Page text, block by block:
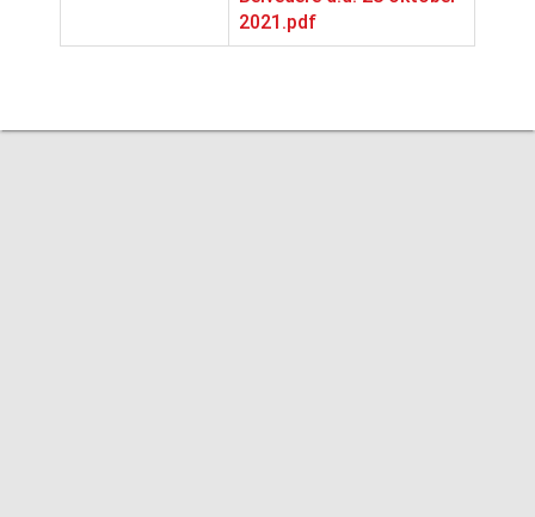
2021.pdf